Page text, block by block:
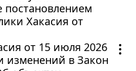
постановлением
Хакасия от
от 15 июля 2026
изменений в Закон